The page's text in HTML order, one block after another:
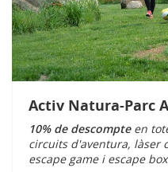
Activ Natura-Parc
10% de descompte en
circuits d'aventura, làser
escape game i escape